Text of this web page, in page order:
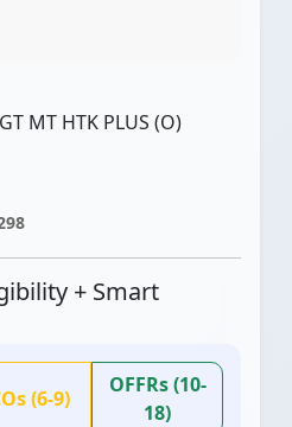
MT HTK PLUS (O)
+ Smart
(6-9)
OFFRs (10-
18)